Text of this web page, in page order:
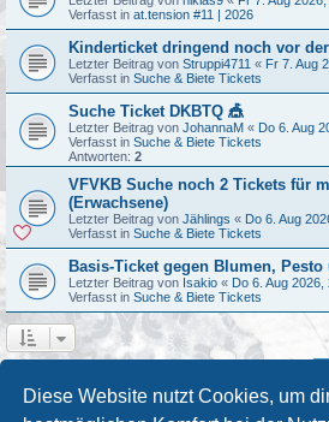
Diese Website nutzt Cookies, um
Verfasst in at.tension #11 | 2026
Kinderticket dringend noch vor
Letzter Beitrag von Struppi4711 « Fr 7. Aug
Verfasst in Suche & Biete Tickets
Suche Ticket DKBTQ 🎪
Letzter Beitrag von JohannaM « Do 6. Aug
Verfasst in Suche & Biete Tickets
Antworten: 2
VFVKB Suche noch 2 Tickets für
(Erwachsene)
Letzter Beitrag von Jählings « Do 6. Aug
Verfasst in Suche & Biete Tickets
Basis-Ticket gegen Blumen, Pesto
Letzter Beitrag von Isakio « Do 6. Aug 2026,
Verfasst in Suche & Biete Tickets